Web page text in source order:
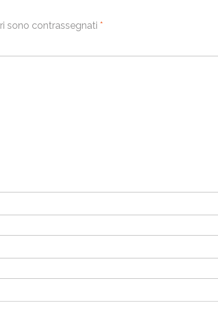
sono contrassegnati *
laPrivacy Policye acconsento al trattamento dei